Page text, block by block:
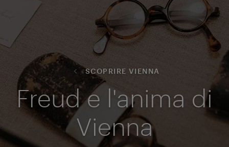
SCOPRIRE VIENNA
Freud e l'anima di
Vienna